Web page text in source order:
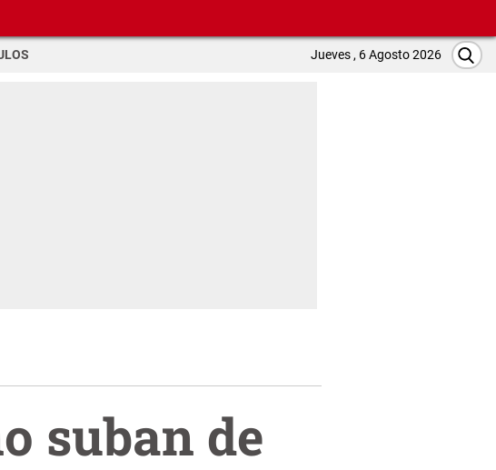
Jueves , 6 Agosto 2026
suban de